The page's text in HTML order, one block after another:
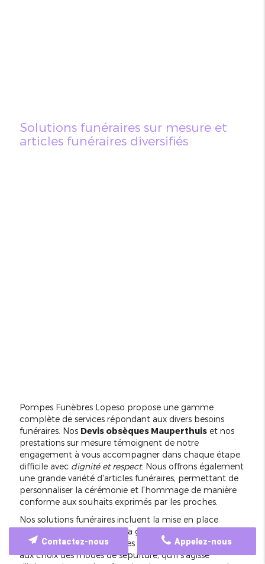
Solutions funéraires sur mesure et
articles funéraires diversifiés
Pompes Funèbres Lopeso propose une gamme
complète de services répondant aux divers besoins
funéraires. Nos Devis obsèques Mauperthuiset nos
prestations sur mesure témoignent de notre
engagement à vous accompagner dans chaque étape
difficile avec dignité et respect. Nous offrons également
une grande variété d'articles funéraires, permettant de
personnaliser la cérémonie et l'hommage de manière
conforme aux souhaits exprimés par les proches.
Nos solutions funéraires incluent la mise en place
complète de cérémonies, la gestion des formalités
administratives, ainsi que des conseils adaptés quant
aux choix des modes de sépulture, qu'il s'agisse
Appelez-nous
Contactez-nous